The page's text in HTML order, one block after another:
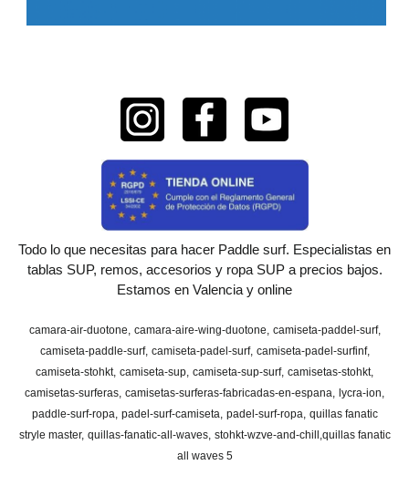
Todo lo que necesitas para hacer Paddle surf. Especialistas en
tablas SUP, remos, accesorios y ropa SUP a precios bajos.
Estamos en Valencia y online
camara-air-duotone camara-aire-wing-duotone camiseta-paddel-surf
camiseta-paddle-surf camiseta-padel-surf camiseta-padel-surfinf
camiseta-stohkt camiseta-sup camiseta-sup-surf camisetas-stohkt
camisetas-surferas camisetas-surferas-fabricadas-en-espana
lycra-ion
paddle-surf-ropa padel-surf-camiseta padel-surf-ropa quillas fanatic
stryle master quillas-fanatic-all-waves stohkt-wzve-and-chill
​quillas fanatic
all waves 5